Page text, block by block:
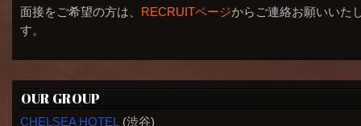
面接をご希望の方は、 RECRUITページからご連絡お願いいた
す。
OUR GROUP
CHELSEA HOTEL (渋谷)